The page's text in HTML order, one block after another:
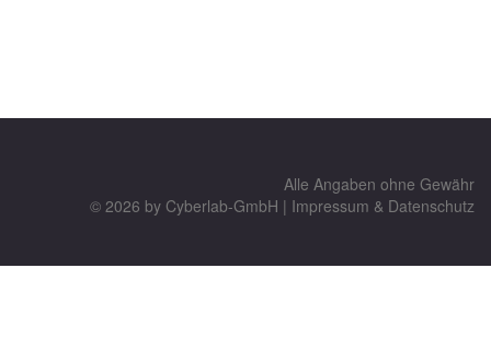
Alle Angaben ohne Gewähr
© 2026 by Cyberlab-GmbH | Impressum & Datenschutz